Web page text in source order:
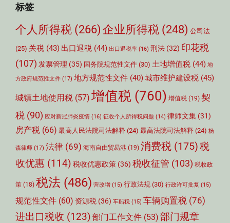
标签
个人所得税 (266) 企业所得税 (248) 公司法
(25) 关税 (43) 出口退税 (44) 出口退税率 (16) 刑法 (32) 印花税
(107) 发票管理 (35) 国务院规范性文件 (30) 土地增值税 (44) 地
方政府规范性文件 (17) 地方规范性文件 (40)城市维护建设税 (45)
城镇土地使用税 (57) 增值税 (760) 增值税 (19) 契
税 (90) 应对新冠肺炎疫情 (16) 征收个人所得税问题 (14) 律师文集 (31)
房产税 (66) 最高人民法院司法解释 (24) 最高法院司法解释 (24) 杨
森律师 (17) 法律 (69) 海南自由贸易港 (19) 消费税 (175)税
收优惠 (114) 税收优惠政策 (36) 税收征管 (103) 税收政
策 (18) 税法 (486) 营改增 (15) 行政法规 (30) 行政许可批复 (15)
规范性文件 (60) 资源税 (36) 车船税 (15) 车辆购置税 (76)
进出口税收 (123) 部门工作文件 (53) 部门规章